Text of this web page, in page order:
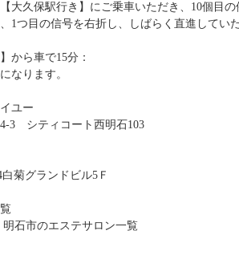
大久保駅行き】にご乗車いただき、10個目
1つ目の信号を右折し、しばらく直進してい
から車で15分：
なります。
ユー
3 シティコート西明石103
菊グランドビル5Ｆ
明石市のエステサロン一覧